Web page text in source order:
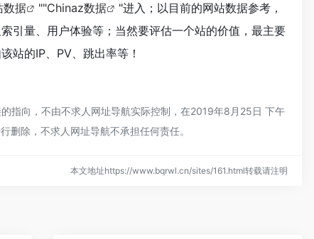
数据 ""Chinaz数据
"进入；以目前的网站数据参考，
引量、用户体验等；当然要评估一个站的价值，最主要
站的IP、PV、跳出率等！
指向，不由不求人网址导航实际控制，在2019年8月25日 下午
删除，不求人网址导航不承担任何责任。
本文地址https://www.bqrwl.cn/sites/161.html转载请注明